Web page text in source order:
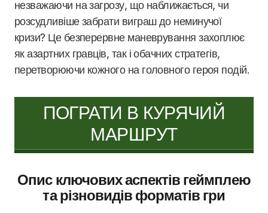
незважаючи на загрозу, що наближається, чи
розсудливіше забрати виграш до неминучої
кризи? Це безперервне маневрування захоплює
як азартних гравців, так і обачних стратегів,
перетворюючи кожного на головного героя подій.
ПОГРАТИ В КУРЯЧИЙ
МАРШРУТ
Опис ключових аспектів геймплею
та різновидів форматів гри